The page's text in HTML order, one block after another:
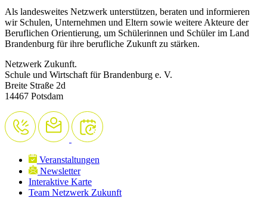
Als landesweites Netzwerk unterstützen, beraten und informieren
wir Schulen, Unternehmen und Eltern sowie weitere Akteure der
Beruflichen Orientierung, um Schülerinnen und Schüler im Land
Brandenburg für ihre berufliche Zukunft zu stärken.
Netzwerk Zukunft.
Schule und Wirtschaft für Brandenburg e. V.
Breite Straße 2d
14467 Potsdam
Veranstaltungen
Newsletter
Interaktive Karte
Team Netzwerk Zukunft